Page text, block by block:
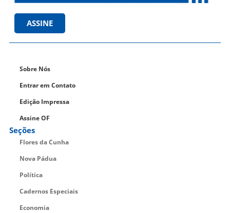
ASSINE
Sobre Nós
Entrar em Contato
Edição Impressa
Assine OF
Seções
Flores da Cunha
Nova Pádua
Política
Cadernos Especiais
Economia